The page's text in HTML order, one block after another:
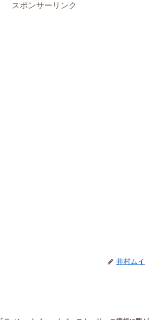
スポンサーリンク
井村ムイ